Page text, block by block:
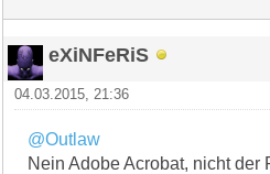
eXiNFeRiS
04.03.2015, 21:36
@Outlaw
Nein Adobe Acrobat, nicht der